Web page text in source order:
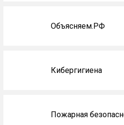
Объясняем.РФ
Кибергигиена
Пожарная